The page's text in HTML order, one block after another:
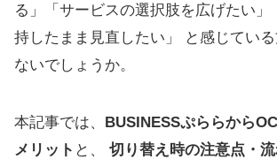
る」「サービスの選択肢を広げたい」
持したまま見直したい」 と感じてい
ないでしょうか。
本記事では、 BUSINESSぷららから
メリット と、 切り替え時の注意点・